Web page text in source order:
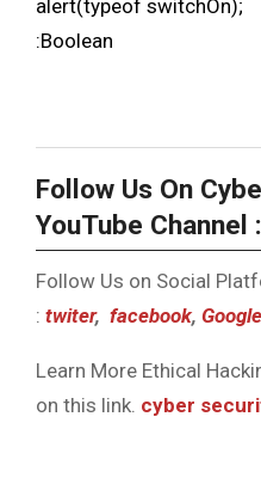
alert(typeof
:Boolean
Follow Us On
YouTube Channel :
Follow Us on Social
: twiter, facebook,
Learn More Ethical
on this link. cyber